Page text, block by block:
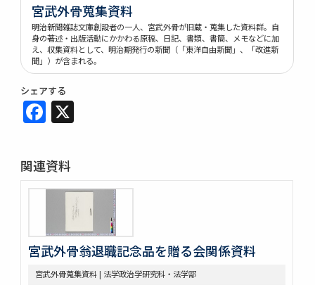
宮武外骨蒐集資料
明治新聞雑誌文庫創設者の一人、宮武外骨が旧蔵・蒐集した資料群。自
身の著述・出版活動にかかわる原稿、日記、書類、書簡、メモなどに加
え、収集資料として、明治期発行の新聞（「東洋自由新聞」、「改進新
聞」）が含まれる。
シェアする
Facebook
関連資料
宮武外骨翁退職記念品を贈る会関係資料
宮武外骨蒐集資料 | 法学政治学研究科・法学部